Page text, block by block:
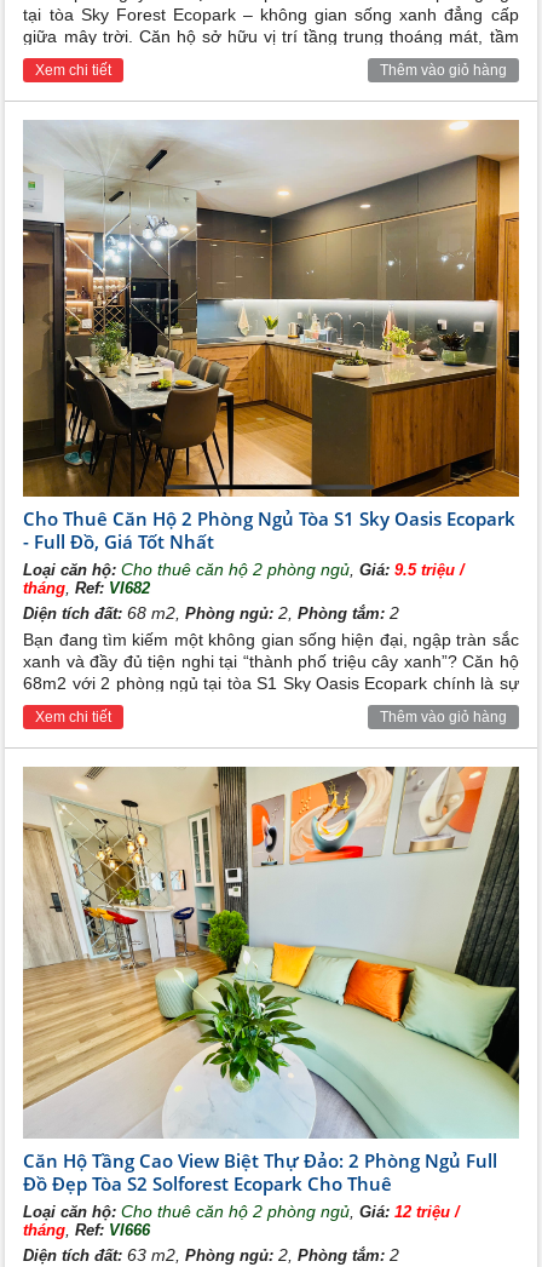
tại tòa Sky Forest Ecopark – không gian sống xanh đẳng cấp
giữa mây trời. Căn hộ sở hữu vị trí tầng trung thoáng mát, tầm
view biệt thự đảo triệu đô thơ mộng cùng nội thất full nội thất
đẹp sang trọng, hiện đại. Rất phù hợp cho hộ gia đình hoặc các
chuyên gia nước ngoài.
Xem chi tiết Thêm vào giỏ hàng
Cho Thuê Căn Hộ 2 Phòng Ngủ Tòa S1 Sky Oasis Ecopark
- Full Đồ, Giá Tốt Nhất
Loại căn hộ: Cho thuê căn hộ 2 phòng ngủ ,Giá:9.5 triệu /
tháng ,Ref: VI682
Diện tích đất: 68 m2,Phòng ngủ: 2,Phòng tắm: 2
Bạn đang tìm kiếm một không gian sống hiện đại, ngập tràn sắc
xanh và đầy đủ tiện nghi tại “thành phố triệu cây xanh”? Căn hộ
68m2 với 2 phòng ngủ tại tòa S1 Sky Oasis Ecopark chính là sự
lựa chọn hoàn hảo, đáp ứng trọn vẹn tiêu chuẩn sống sang với
mức giá cho thuê tốt nhất thị trường.
Xem chi tiết Thêm vào giỏ hàng
Căn Hộ Tầng Cao View Biệt Thự Đảo: 2 Phòng Ngủ Full
Đồ Đẹp Tòa S2 Solforest Ecopark Cho Thuê
Loại căn hộ: Cho thuê căn hộ 2 phòng ngủ ,Giá:12 triệu /
tháng ,Ref: VI666
Diện tích đất: 63 m2,Phòng ngủ: 2,Phòng tắm: 2